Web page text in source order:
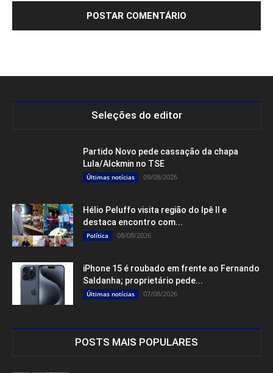
Seleções do editor
Partido Novo pede cassação da chapa
Lula/Alckmin no TSE
Últimas notícias 09/08/2026
Hélio Peluffo visita região do Ipê II e
destaca encontro com...
Política 08/08/2026
iPhone 15 é roubado em frente ao Fernando
Saldanha; proprietário pede...
Últimas notícias 07/08/2026
POSTS MAIS POPULARES